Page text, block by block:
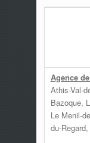
Agence
Athis-Val-
Bazoque,
Le Menil-
du-